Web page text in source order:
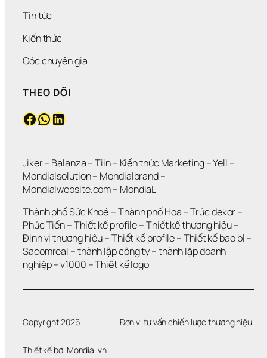
Tin tức
Kiến thức
Góc chuyên gia
THEO DÕI
Facebook WhatsApp LinkedIn
Jiker – Balanza – Tiin – Kiến thức Marketing – Yell
Mondialsolution – Mondialbrand
Mondialwebsite.com – MondiaL
Thành phố Sức Khoẻ – Thành phố Hoa – Trúc dekor
Phúc Tiến – Thiết kế profile – Thiết kế thương hiệu
Định vị thương hiệu – Thiết kế profile – Thiết kế bao bì
Sacomreal – thành lập công ty – thành lập doanh
nghiệp – v1000 – Thiết kế logo
Copyright 2026 Đơn vị tư vấn chiến lược thương hiệu.
Thiết kế bởi Mondial.vn